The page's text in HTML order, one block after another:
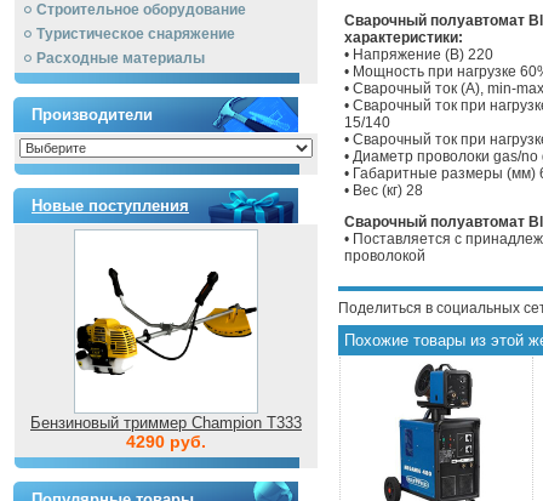
Строительное оборудование
Туристическое снаряжение
Расходные материалы
Производители
Новые поступления
Бензиновый триммер Champion T333
4290 руб.
Сварочный полуавтомат
характеристики:
• Напряжение (В) 220
• Мощность при нагрузке
• Сварочный ток (А), min-
• Сварочный ток при
15/140
• Сварочный ток при
• Диаметр проволоки gas/
• Габаритные размеры (мм)
• Вес (кг) 28
Сварочный полуавтомат
• Поставляется с
проволокой
Поделиться в социальных
Похожие товары из этой